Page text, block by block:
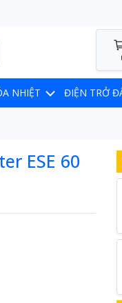
NHIỆT ĐIỆN TRỞ
ESE 60